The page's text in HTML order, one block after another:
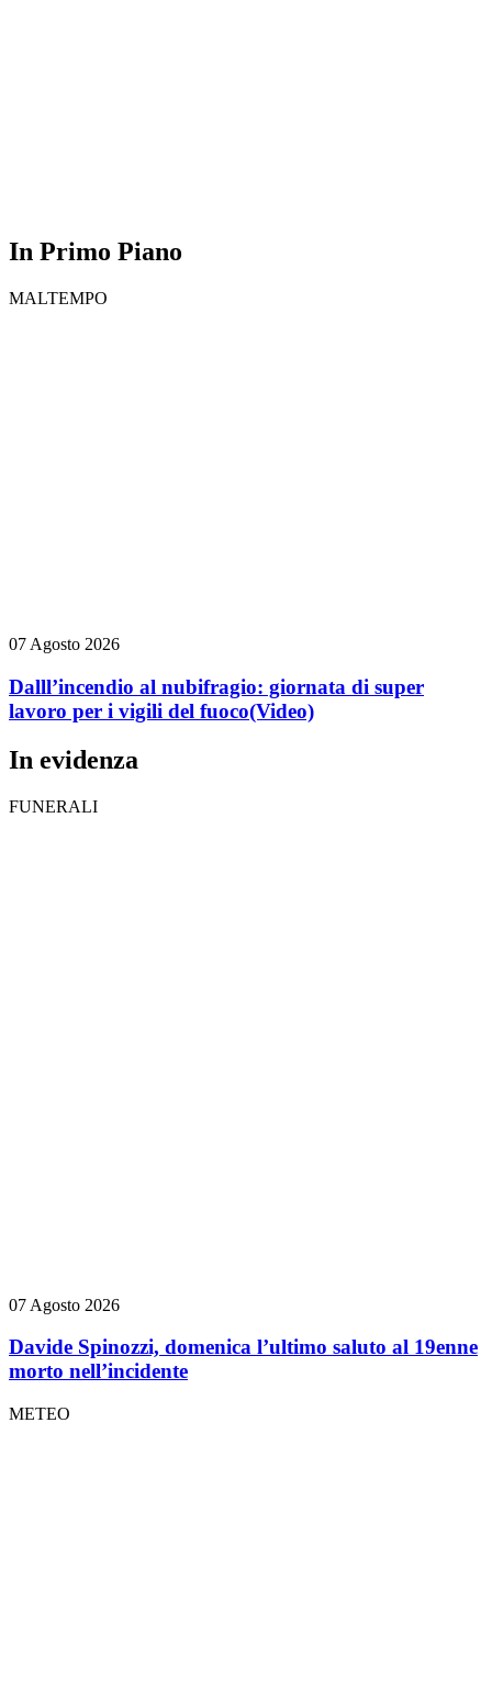
In Primo Piano
MALTEMPO
07 Agosto 2026
Dalll’incendio al nubifragio: giornata di super
lavoro per i vigili del fuoco(Video)
In evidenza
FUNERALI
07 Agosto 2026
Davide Spinozzi, domenica l’ultimo saluto al 19enne
morto nell’incidente
METEO